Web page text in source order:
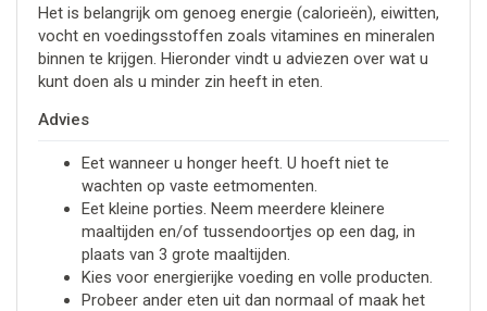
Het is belangrijk om genoeg energie (calorieën), eiwitten,
vocht en voedingsstoffen zoals vitamines en mineralen
binnen te krijgen. Hieronder vindt u adviezen over wat u
kunt doen als u minder zin heeft in eten.
Advies
Eet wanneer u honger heeft. U hoeft niet te
wachten op vaste eetmomenten.
Eet kleine porties. Neem meerdere kleinere
maaltijden en/of tussendoortjes op een dag, in
plaats van 3 grote maaltijden.
Kies voor energierijke voeding en volle producten.
Probeer ander eten uit dan normaal of maak het